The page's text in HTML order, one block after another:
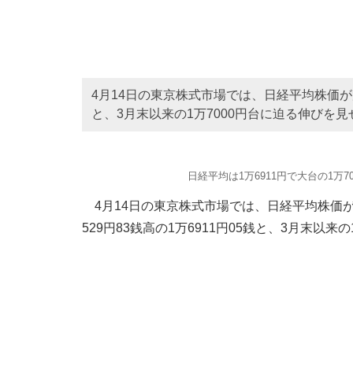
4月14日の東京株式市場では、日経平均株価
と、3月末以来の1万7000円台に迫る伸びを見
日経平均は1万6911円で大台の1万
4月14日の東京株式市場では、日経平均株価
529円83銭高の1万6911円05銭と、3月末以来